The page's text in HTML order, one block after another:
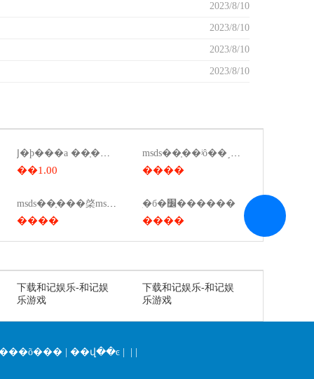
2023/8/10
2023/8/10
2023/8/10
2023/8/10
Ϳ�ϸ���a ��֤��ǩ��ô��
��1.00
msds��֤��ʲô��˼��ҩ��msds��ʲô��˼��
����
msds��֤���棨msds���棩
����
ִ�б�׼������
����
下载和记娱乐-和记娱
乐游戏
下载和记娱乐-和记娱
乐游戏
��վ��ͼ